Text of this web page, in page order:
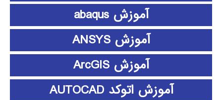
آموزش abaqus
آموزش ANSYS
آموزش ArcGIS
آموزش اتوکد AUTOCAD